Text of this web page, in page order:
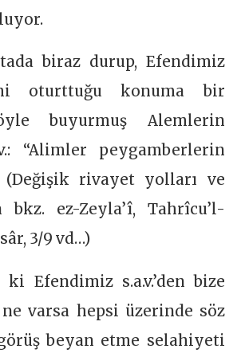
biraz durup, Efendimiz
oturttuğu konuma bir
buyurmuş Alemlerin
“Alimler peygamberlerin
(Değişik rivayet yolları ve
bkz. ez-Zeyla’î, Tahrîcu’l-
3/9 vd…)
Efendimiz s.a.v.’den bize
varsa hepsi üzerinde söz
beyan etme selahiyeti